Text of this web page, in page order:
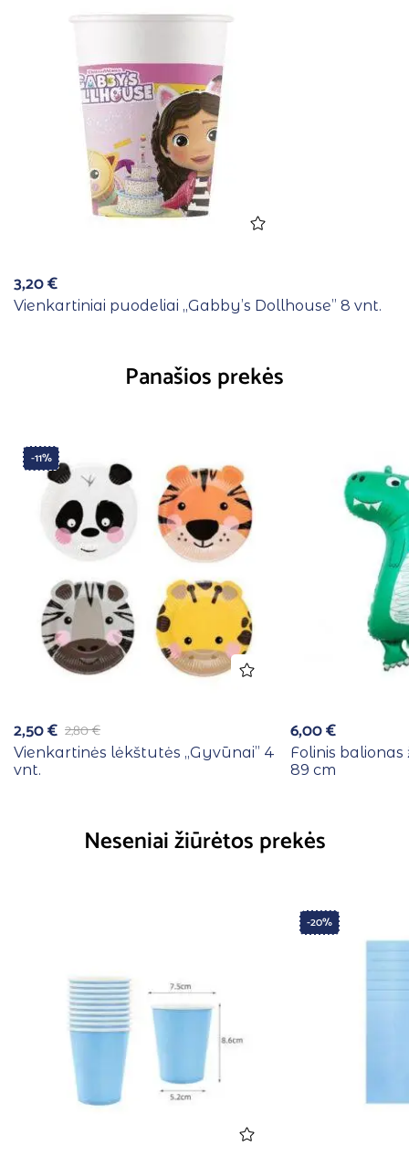
3,20€
Vienkartiniai puodeliai ,,Gabby’s Dollhouse” 8 vnt.
Panašios prekės
-11%
2,80€
2,50€
Vienkartinės lėkštutės ,,Gyvūnai” 4
vnt.
6,00€
Folinis balionas
89 cm
Neseniai žiūrėtos prekės
-20%